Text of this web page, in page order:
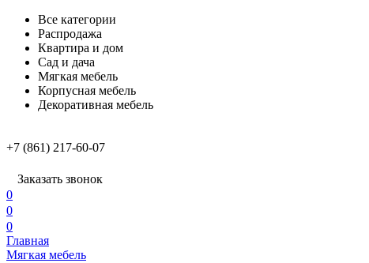
Все категории
Распродажа
Квартира и дом
Сад и дача
Мягкая мебель
Корпусная мебель
Декоративная мебель
+7 (861) 217-60-07
Заказать звонок
0
0
0
Главная
Мягкая мебель